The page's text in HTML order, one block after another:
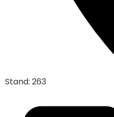
Stand: 263